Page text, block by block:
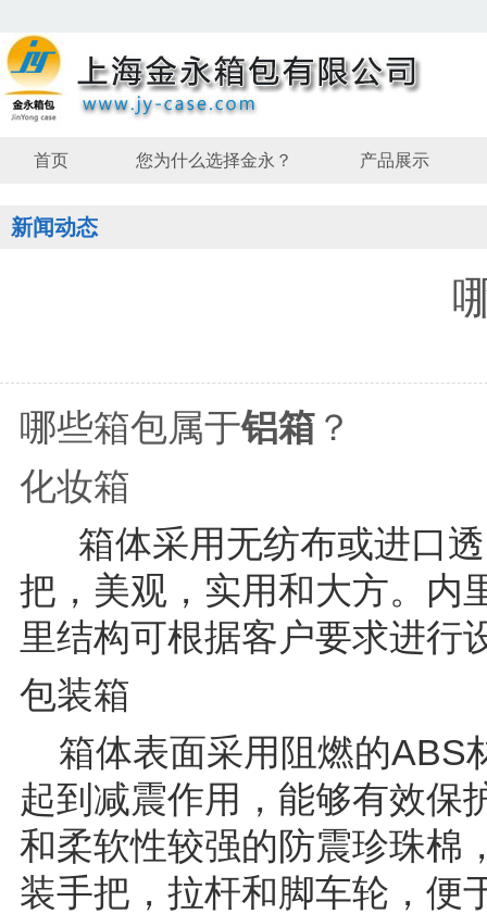
首页 您为什么选择金永？ 产品展示
新闻动态
哪些箱包属于铝箱 ？
化妆箱
箱体采用无纺布或进口透
把，美观，实用和大方。内
里结构可根据客户要求进行
包装箱
箱体表面采用阻燃的ABS
起到减震作用，能够有效保
和柔软性较强的防震珍珠棉
装手把，拉杆和脚车轮，便